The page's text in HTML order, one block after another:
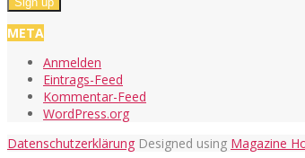
META
Anmelden
Eintrags-Feed
Kommentar-Feed
WordPress.org
Datenschutzerklärung Designed using Magazine